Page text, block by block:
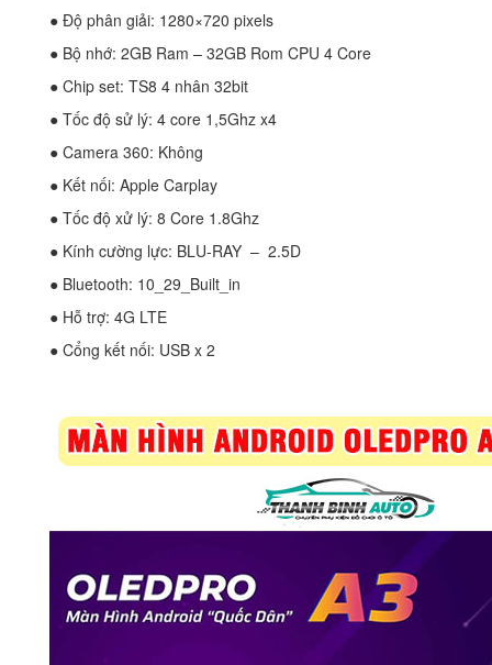
● Độ phân giải: 1280×720 pixels
● Bộ nhớ: 2GB Ram – 32GB Rom CPU 4 Core
● Chip set: TS8 4 nhân 32bit
● Tốc độ sử lý: 4 core 1,5Ghz x4
● Camera 360: Không
● Kết nối: Apple Carplay
● Tốc độ xử lý: 8 Core 1.8Ghz
● Kính cường lực: BLU-RAY – 2.5D
● Bluetooth: 10_29_Built_in
● Hỗ trợ: 4G LTE
● Cổng kết nối: USB x 2